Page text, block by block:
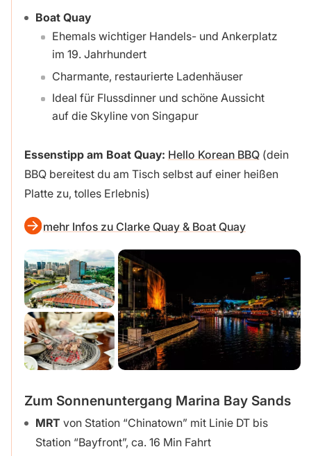
Boat Quay
Ehemals wichtiger Handels- und Ankerplatz
im 19. Jahrhundert
Charmante, restaurierte Ladenhäuser
Ideal für Flussdinner und schöne Aussicht
auf die Skyline von Singapur
Essenstipp am Boat Quay: Hello Korean BBQ(dein
BBQ bereitest du am Tisch selbst auf einer heißen
Platte zu, tolles Erlebnis)
mehr Infos zu Clarke Quay & Boat Quay
Zum Sonnenuntergang Marina Bay Sands
MRT von Station “Chinatown” mit Linie DT bis
Station “Bayfront”, ca. 16 Min Fahrt